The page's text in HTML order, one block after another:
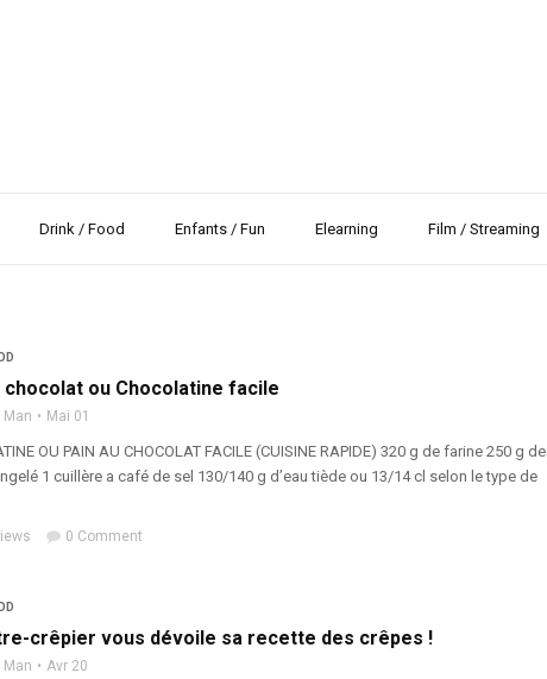
Drink / Food Enfants / Fun Elearning Film / Streaming
chocolat ou Chocolatine facile
Man Mai 01
OU PAIN AU CHOCOLAT FACILE (CUISINE RAPIDE) 320 g de farine 250 g de
1 cuillère a café de sel 130/140 g d’eau tiède ou 13/14 cl selon le type de
0 Comment
crêpier vous dévoile sa recette des crêpes !
Man
Avr 20